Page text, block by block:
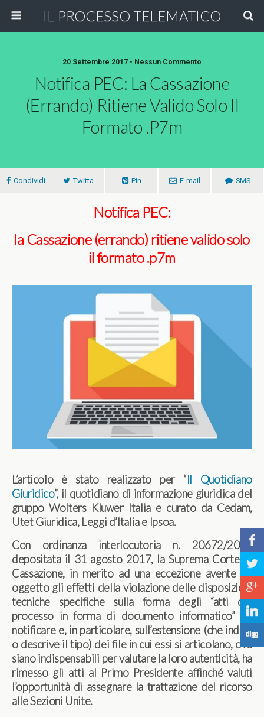
IL PROCESSO TELEMATICO
20 Settembre 2017 • Nessun Commento
Notifica PEC: La Cassazione
(errando) Ritiene Valido Solo Il
Formato .p7m
Condividi Twitta Pin E-mail SMS
Notifica PEC:
la Cassazione (errando) ritiene valido solo
il formato .p7m
L’articolo è stato realizzato per “Il Quotidiano
Giuridico”, il quotidiano di informazione giuridica del
gruppo Wolters Kluwer Italia e curato da Cedam,
Utet Giuridica, Leggi d’Italia e Ipsoa.
Con ordinanza interlocutoria n. 20672/2017
depositata il 31 agosto 2017, la Suprema Corte di
Cassazione, in merito ad una eccezione avente ad
oggetto gli effetti della violazione delle disposizioni
tecniche specifiche sulla forma degli “atti del
processo in forma di documento informatico” da
notificare e, in particolare, sull’estensione (che indica
o descrive il tipo) dei file in cui essi si articolano, ove
siano indispensabili per valutare la loro autenticità, ha
rimesso gli atti al Primo Presidente affinché valuti
l’opportunità di assegnare la trattazione del ricorso
alle Sezioni Unite.
b
a
c
j
F